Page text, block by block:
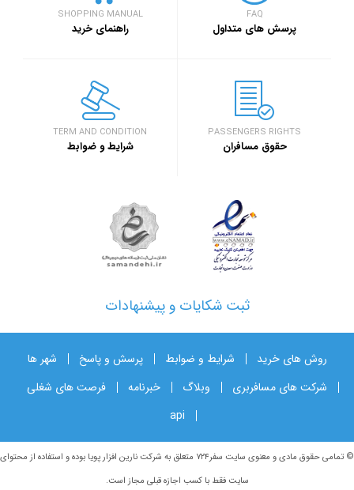
SHOPPING MANUAL
راهنمای خرید
FAQ
پرسش های متداول
TERM AND CONDITION
شرایط و ضوابط
PASSENGERS RIGHTS
حقوق مسافران
ثبت شکایات و پیشنهادات
روش های خرید شرایط و ضوابط پرسش و پاسخ
شهر ها
شرکت های مسافربری
وبلاگ خبرنامه
فرصت های شغلی
api
© تمامی حقوق مادی و معنوی سایت سفر۷۲۴ متعلق به شرکت نارین افزار پویا بوده و استفاده از محتوای
سایت فقط با کسب اجازه قبلی مجاز است.